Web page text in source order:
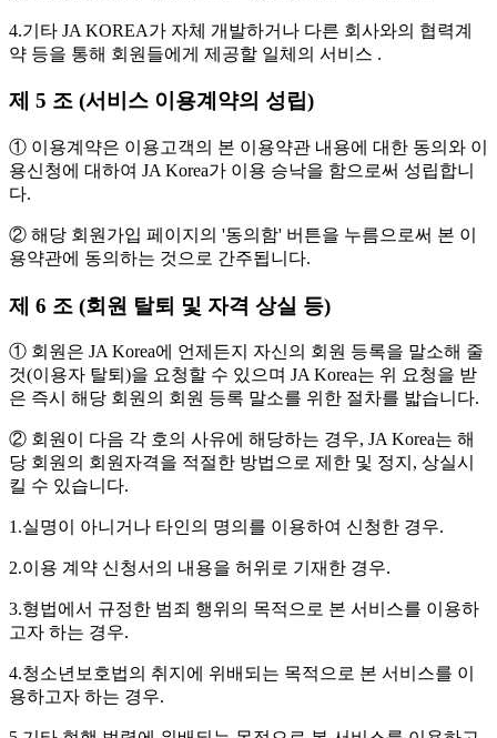
4.기타 JA KOREA가 자체 개발하거나 다른 회사와의 협력계
약 등을 통해 회원들에게 제공할 일체의 서비스 .
제 5 조 (서비스 이용계약의 성립)
① 이용계약은 이용고객의 본 이용약관 내용에 대한 동의와 이
용신청에 대하여 JA Korea가 이용 승낙을 함으로써 성립합니
다.
② 해당 회원가입 페이지의 '동의함' 버튼을 누름으로써 본 이
용약관에 동의하는 것으로 간주됩니다.
제 6 조 (회원 탈퇴 및 자격 상실 등)
① 회원은 JA Korea에 언제든지 자신의 회원 등록을 말소해 줄
것(이용자 탈퇴)을 요청할 수 있으며 JA Korea는 위 요청을 받
은 즉시 해당 회원의 회원 등록 말소를 위한 절차를 밟습니다.
② 회원이 다음 각 호의 사유에 해당하는 경우, JA Korea는 해
당 회원의 회원자격을 적절한 방법으로 제한 및 정지, 상실시
킬 수 있습니다.
1.실명이 아니거나 타인의 명의를 이용하여 신청한 경우.
2.이용 계약 신청서의 내용을 허위로 기재한 경우.
3.형법에서 규정한 범죄 행위의 목적으로 본 서비스를 이용하
고자 하는 경우.
4.청소년보호법의 취지에 위배되는 목적으로 본 서비스를 이
용하고자 하는 경우.